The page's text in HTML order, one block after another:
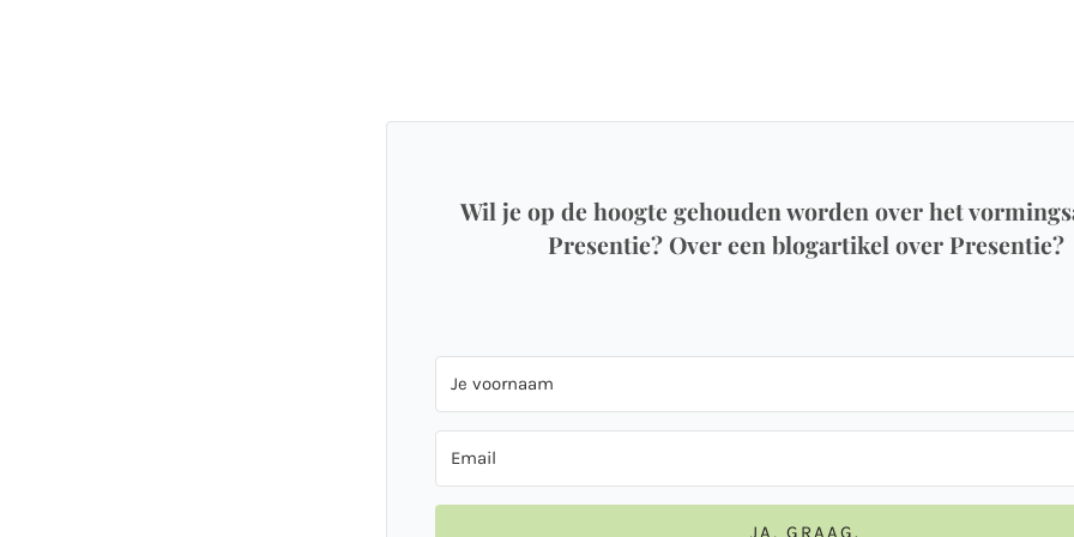
Wil je op de hoogte gehouden worden over het
Presentie? Over een blogartikel over Presentie?
JA, GRAAG.